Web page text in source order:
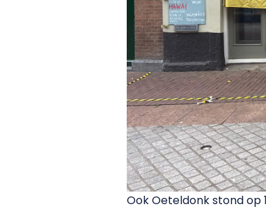
Ook Oeteldonk stond op